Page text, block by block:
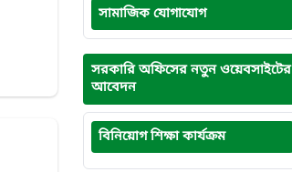
সামাজিক যোগাযোগ
সরকারি অফিসের নতুন ওয়েবসাইটের
আবেদন
বিনিয়োগ শিক্ষা কার্যক্রম